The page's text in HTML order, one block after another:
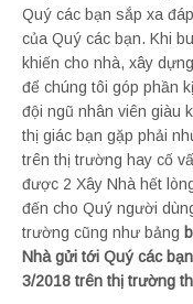
Quý các bạn sắp xa
của Quý các bạn. Khi
khiến cho nhà, xây
để chúng tôi góp phần
đội ngũ nhân viên giàu
thị giác bạn gặp phải
trên thị trường hay cố
được 2 Xây Nhà hết
đến cho Quý người
trường cũng như bảng
Nhà gửi tới Quý các
3/2018 trên thị trường